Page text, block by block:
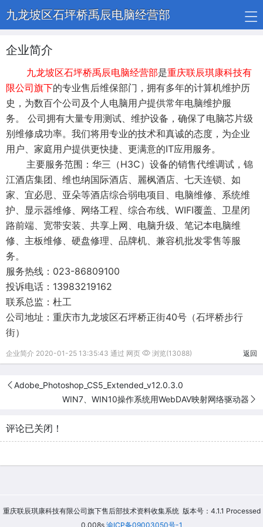
九龙坡区石坪桥禹辰电脑经营部
企业简介
九龙坡区石坪桥禹辰电脑经营部是重庆联辰琪康科技有
限公司旗下的专业售后维保部门，拥有多年的计算机维护历
史，为数百个公司及个人电脑用户提供常年电脑维护服
务。 公司拥有大量专用测试、维护设备，确保了电脑芯片级
别维修成功率。我们将用专业的技术和真诚的态度，为企业
用户、家庭用户提供更快捷、更满意的IT应用服务。
主要服务范围：华三（H3C）设备的销售代维调试，锦
江酒店集团、维也纳国际酒店、麗枫酒店、七天连锁、如
家、宜必思、亚朵等酒店综合弱电项目、电脑维修、系统维
护、显示器维修、网络工程、综合布线、WIFI覆盖、卫星闭
路前端、宽带安装、共享上网、电脑升级、笔记本电脑维
修、主板维修、硬盘修理、品牌机、兼容机批发零售等服
务。
服务热线：023-86809100
投诉电话：13983219162
联系总监：杜工
公司地址：重庆市九龙坡区石坪桥正街40号（石坪桥步行
街）
企业简介 2020-01-25 13:35:43 通过 网页 浏览(13088) 返回
Adobe_Photoshop_CS5_Extended_v12.0.3.0
WIN7、WIN10操作系统用WebDAV映射网络驱动器
评论已关闭！
重庆联辰琪康科技有限公司旗下售后部技术资料收集系统 版本号：4.1.1 Processed
0.008s 渝ICP备09003050号-1